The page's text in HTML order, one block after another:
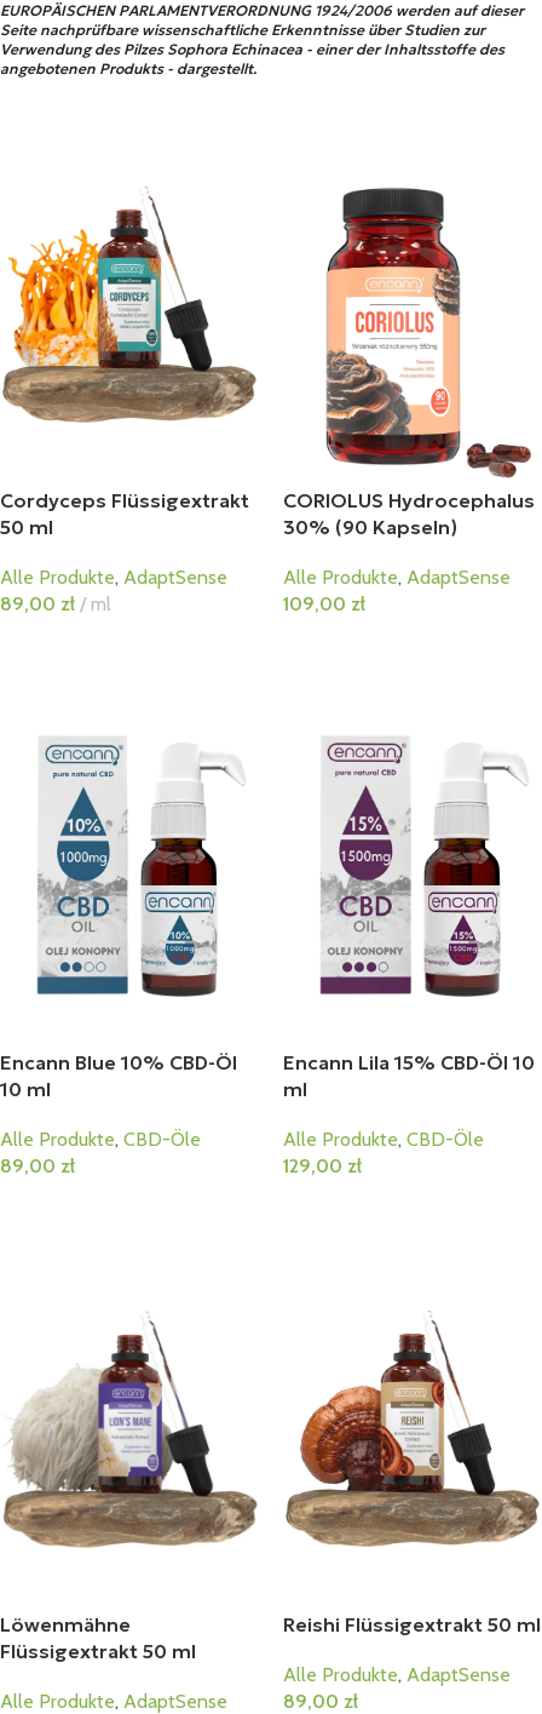
EUROPÄISCHEN PARLAMENTVERORDNUNG 1924/2006 werden auf dieser
Seite nachprüfbare wissenschaftliche Erkenntnisse über Studien zur
Verwendung des Pilzes Sophora Echinacea - einer der Inhaltsstoffe des
angebotenen Produkts - dargestellt.
Cordyceps Flüssigextrakt
50 ml
Alle Produkte, AdaptSense
89,00 zł ml
CORIOLUS Hydrocephalus
30% (90 Kapseln)
Alle Produkte, AdaptSense
109,00 zł
Encann Blue 10% CBD-Öl
10 ml
Alle Produkte, CBD-Öle
89,00 zł
Encann Lila 15% CBD-Öl 10
ml
Alle Produkte, CBD-Öle
129,00 zł
Löwenmähne
Flüssigextrakt 50 ml
Alle Produkte, AdaptSense
Reishi Flüssigextrakt 50 ml
Alle Produkte, AdaptSense
89,00 zł